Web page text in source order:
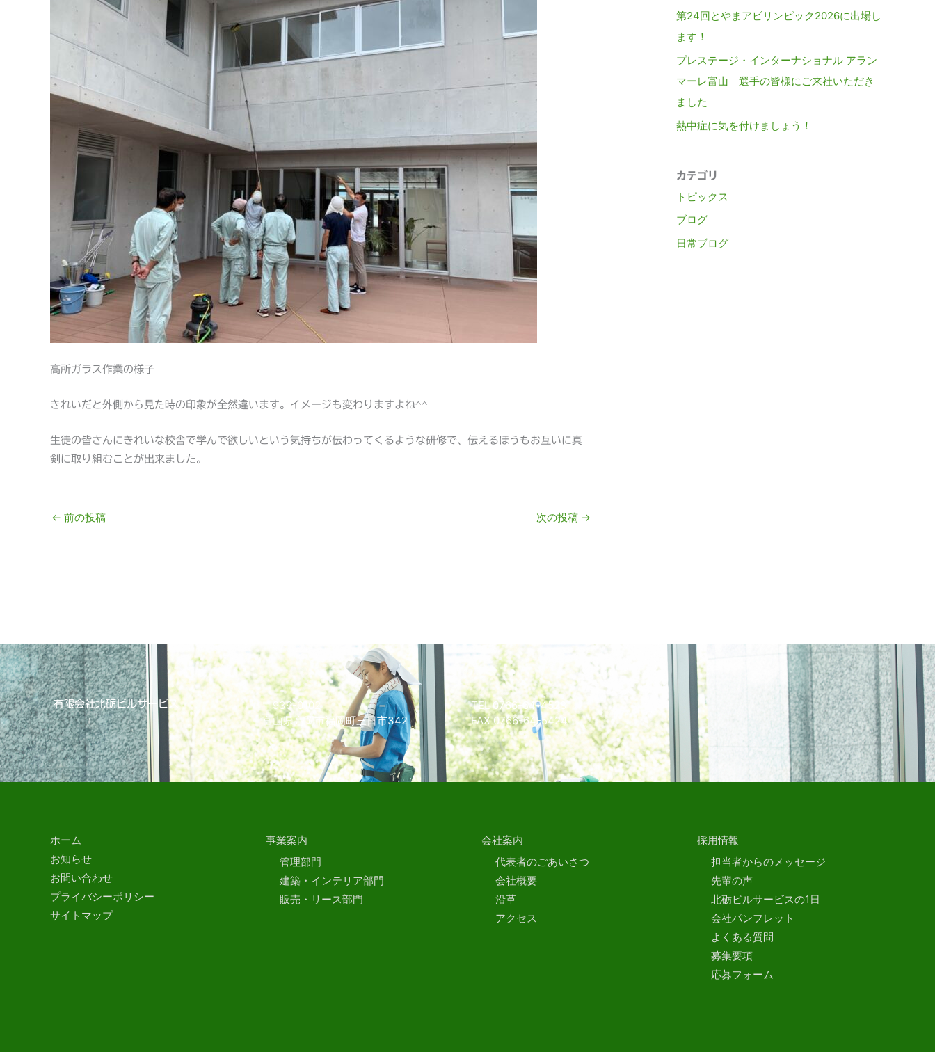
高所ガラス作業の様子
きれいだと外側から見た時の印象が全然違います。イメージも変わりますよね^^
生徒の皆さんにきれいな校舎で学んで欲しいという気持ちが伝わってくるような研修で、伝えるほうもお互いに真
剣に取り組むことが出来ました。
← 前の投稿 次の投稿 →
第24回とやまアビリンピック2026に出場し
ます！
プレステージ・インターナショナル アラン
マーレ富山 選手の皆様にご来社いただき
ました
熱中症に気を付けましょう！
カテゴリ
トピックス
ブログ
日常ブログ
有限会社北砺ビルサービス
〒939-0102
富山県高岡市福岡町三日市342
TEL 0766-64-4528
FAX 0766-64-5424
ホーム
お知らせ
お問い合わせ
プライバシーポリシー
サイトマップ
事業案内
管理部門
建築・インテリア部門
販売・リース部門
会社案内
代表者のごあいさつ
会社概要
沿革
アクセス
採用情報
担当者からのメッセージ
先輩の声
北砺ビルサービスの1日
会社パンフレット
よくある質問
募集要項
応募フォーム